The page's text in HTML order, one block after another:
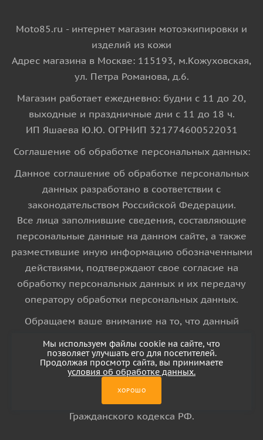
Moto85.ru - интернет магазин мотоэкипировки и
изделий из кожи
Адрес магазина в Москве: 115193, м.Кожуховская,
ул. Петра Романова, д.6.
Магазин работает ежедневно: будни с 11 до 20,
выходные и праздничные дни с 11 до 18 ч.
ИП Яшаева Ю.Ю. ОГРНИП 321774600522031
Соглашение об обработке персональных данных:
Данное соглашение об обработке персональных
данных разработано в соответствии с
законодательством Российской Федерации.
Все лица заполнившие сведения, составляющие
персональные данные на данном сайте, а также
разместившие иную информацию обозначенными
действиями, подтверждают свое согласие на
обработку персональных данных и их передачу
оператору обработки персональных данных.
Обращаем ваше внимание на то, что данный
информационный характер и ни при каких
условиях информационные материалы и цены,
Гражданского кодекса РФ.
Мы используем файлы cookie на сайте, что
позволяет улучшать его для посетителей.
Продолжая просмотр сайта, вы принимаете
условия об обработке данных.
ХОРОШО